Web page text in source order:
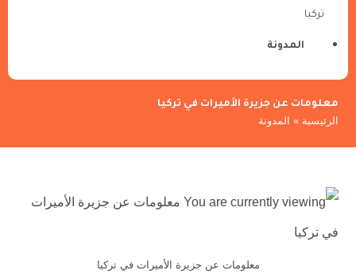
تركيا
المدونة
معلومات عن جزيرة الأميرات في تركيا
الرئيسية» المدونة
معلومات عن جزيرة الأميرات في تركيا